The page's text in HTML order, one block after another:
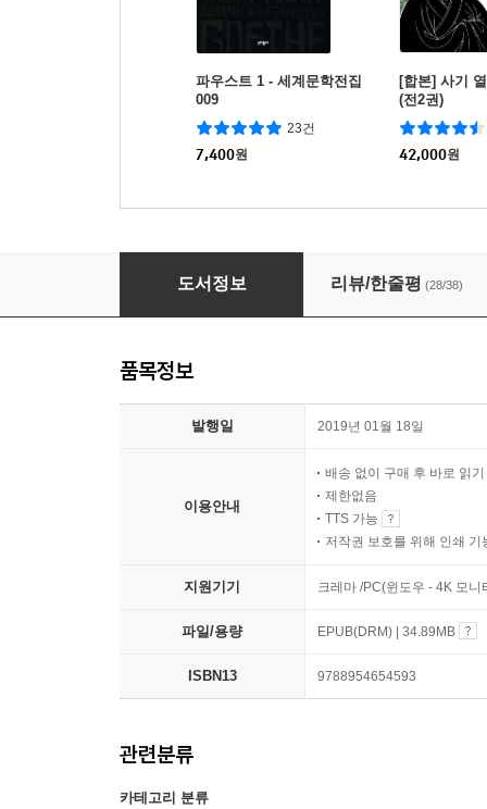
파우스트 1 - 세계문학전집
009
23건
7,400원
[합본] 사기
(전2권)
42,000원
싯다르타
도서정보 리뷰/한줄평 (28/38)
품목정보
발행일 2019년 01월 18일
이용안내
배송 없이 구매 후 바로 읽기
제한없음
TTS 가능
저작권 보호를 위해 인쇄 기
지원기기 크레마 /PC(윈도우 - 4K 모
파일/용량 EPUB(DRM) | 34.89MB
ISBN13 9788954654593
관련분류
카테고리 분류